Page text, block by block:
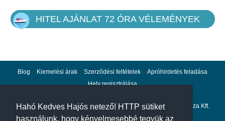
Hahó Kedves Hajós netező! HTTP sütiket
használunk, hogy kényelmesebbé tegyük az
HITEL AJÁNLAT 72 ÓRA VÉLEMÉNYEK
Blog Kiemelési árak Szerződési feltételek
Apróhirdetés feladása
Hely regisztrálása
Adatvédelem Impresszum A hahohajo.hu kiadója a GlobalPlaza Kft.